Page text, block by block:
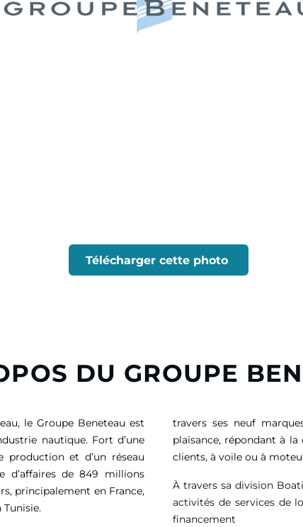
Télécharger cette photo
DU GROUPE
le Groupe Beneteau est
nautique. Fort d’une
production et d’un réseau
d’affaires de 849 millions
principalement en France,
Tunisie.
travers ses neuf
plaisance, répondant à
clients, à voile ou à
À travers sa division
activités de services de
financement